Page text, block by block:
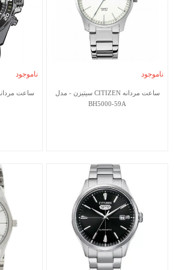
ناموجود
ساعت مردانه CITIZEN سیتیزن - مدل
BH5000-59A
ناموجود